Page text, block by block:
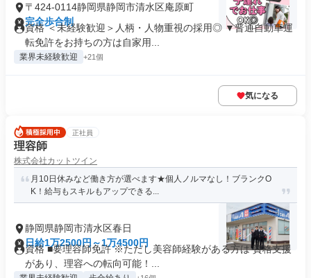
〒424-0114静岡県静岡市清水区庵原町
完全歩合制
資格 ＜未経験歓迎＞人柄・人物重視の採用◎ ▼普通自動車運
転免許をお持ちの方は自家用...
業界未経験歓迎 +21個
気になる
正社員
理容師
株式会社カットツイン
月10日休みなど働き方が選べます★個人ノルマなし！ブランクO
K！給与もスキルもアップできる...
静岡県静岡市清水区春日
日給1万2500円～1万4500円
資格 ■要理容師免許 ※ただし美容師経験がある方は 資格支援
があり、理容への転向可能！...